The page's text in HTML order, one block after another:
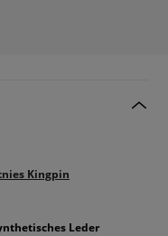
Kingpin
Leder